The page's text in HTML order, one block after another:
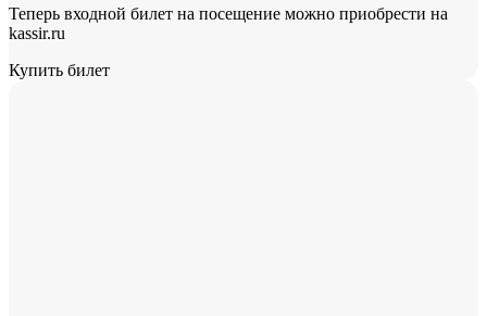
Теперь входной билет на посещение можно приобрести на
kassir.ru
Купить билет